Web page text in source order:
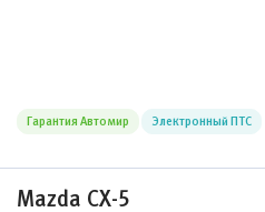
Гарантия Автомир Электронный ПТС
Mazda CX-5